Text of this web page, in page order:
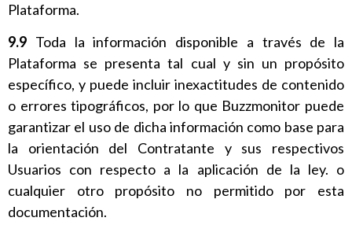
Plataforma.
9.9 Toda la información disponible a través de la
Plataforma se presenta tal cual y sin un propósito
específico, y puede incluir inexactitudes de contenido
o errores tipográficos, por lo que Buzzmonitor puede
garantizar el uso de dicha información como base para
la orientación del Contratante y sus respectivos
Usuarios con respecto a la aplicación de la ley. o
cualquier otro propósito no permitido por esta
documentación.